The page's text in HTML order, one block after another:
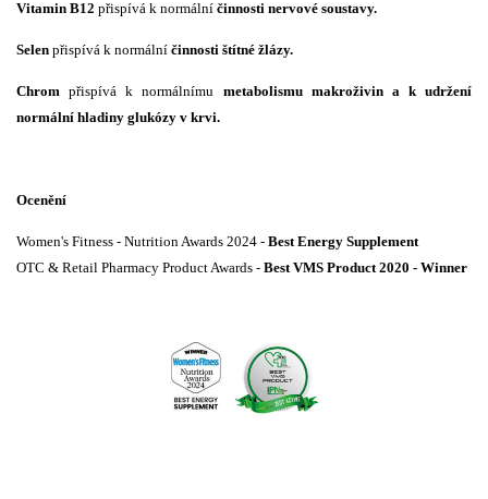
Vitamin B12 přispívá k normální činnosti nervové soustavy.
Selen přispívá k normální činnosti štítné žlázy.
Chrom přispívá k normálnímu metabolismu makroživin a k udržení
normální hladiny glukózy v krvi.
Ocenění
Women's Fitness - Nutrition Awards 2024 - Best Energy Supplement
OTC & Retail Pharmacy Product Awards - Best VMS Product 2020 - Winner